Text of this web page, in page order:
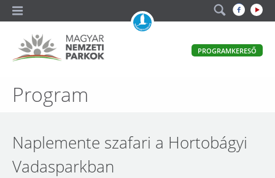
Magyar
Parkok
PROGRAMKERESŐ
Program
Naplemente szafari a Hortobágyi
Vadasparkban